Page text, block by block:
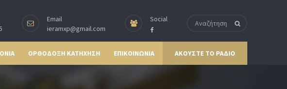
Email
ieramxp@gmail.com
Social
ΟΡΘΟΔΟΞΗ ΚΑΤΗΧΗΣΗ ΕΠΙΚΟΙΝΩΝΙΑ ΑΚΟΥΣΤΕ ΤΟ ΡΑΔΙΟ